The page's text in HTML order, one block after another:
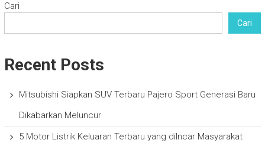
Cari
Cari
Recent Posts
Mitsubishi Siapkan SUV Terbaru Pajero Sport Generasi Baru
Dikabarkan Meluncur
5 Motor Listrik Keluaran Terbaru yang diIncar Masyarakat